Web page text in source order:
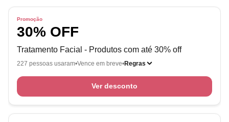
Promoção
30% OFF
Tratamento Facial - Produtos com até 30% off
227 pessoas usaram Vence em breve Regras
Ver desconto